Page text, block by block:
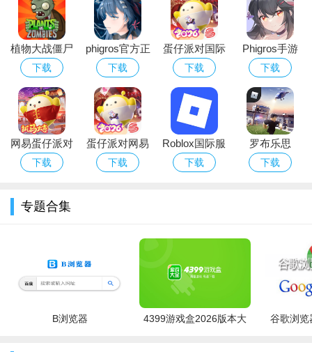
新增宠物“辅助”技能，提升宠物战斗效果，增加宠物养成多样
性！
【人物发型】
人物发型玩法优化，新增发型道具，百变发型，变幻随心！
【英雄/恶人榜】
两个排行榜玩法全面换代升级：
英雄榜：以每周击杀敌对阵营玩家累积获得的“荣誉”进行排
【竞技场改版】
突破原有的自动战斗模式，挑战玩家升级为手动战斗，全面
植物大战僵尸
经典版下载安
装免费
下载
phigros官方正
版下载2026最
新版安卓版
下载
蛋仔派对国际
服Eggy Party
下载官方最新
下载
Phigros手游
官方下载最新
版本
下载
网易蛋仔派对
游戏免费版下
下载
蛋仔派对网易
版下载安卓正
下载
Roblox国际服
下载中文版游
下载
罗布乐思
roblox中文版
下载
专题合集
B浏览器
4399游戏盒2026版本大
谷歌浏览